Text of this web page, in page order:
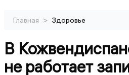
Главная > Здоровье
В
не работает